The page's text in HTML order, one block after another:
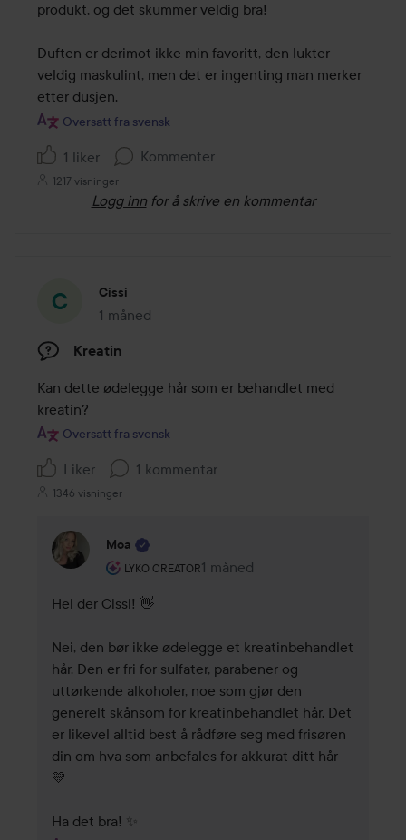
produkt, og det skummer veldig bra!
Duften er derimot ikke min favoritt, den lukter
veldig maskulint, men det er ingenting man merker
etter dusjen.
Oversatt fra svensk
1 liker Kommenter
1217 visninger
Logg inn for å skrive en kommentar
Cissi
1 måned
Innlegget ble opprettet 1 måned
Kreatin
Kan dette ødelegge hår som er behandlet med
kreatin?
Oversatt fra svensk
Liker 1 kommentar
1346 visninger
Moa
LYKO CREATOR
Brukerens rolle: Lyko Creator.
1 måned
Kommentaren lades 1 måned
Hei der Cissi! 👋
Nei, den bør ikke ødelegge et kreatinbehandlet
hår. Den er fri for sulfater, parabener og
uttørkende alkoholer, noe som gjør den
generelt skånsom for kreatinbehandlet hår. Det
er likevel alltid best å rådføre seg med frisøren
din om hva som anbefales for akkurat ditt hår
💛
Ha det bra! ✨